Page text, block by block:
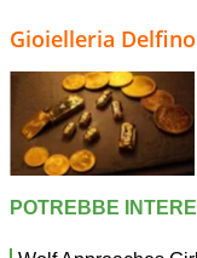
Gioielleria Delfino